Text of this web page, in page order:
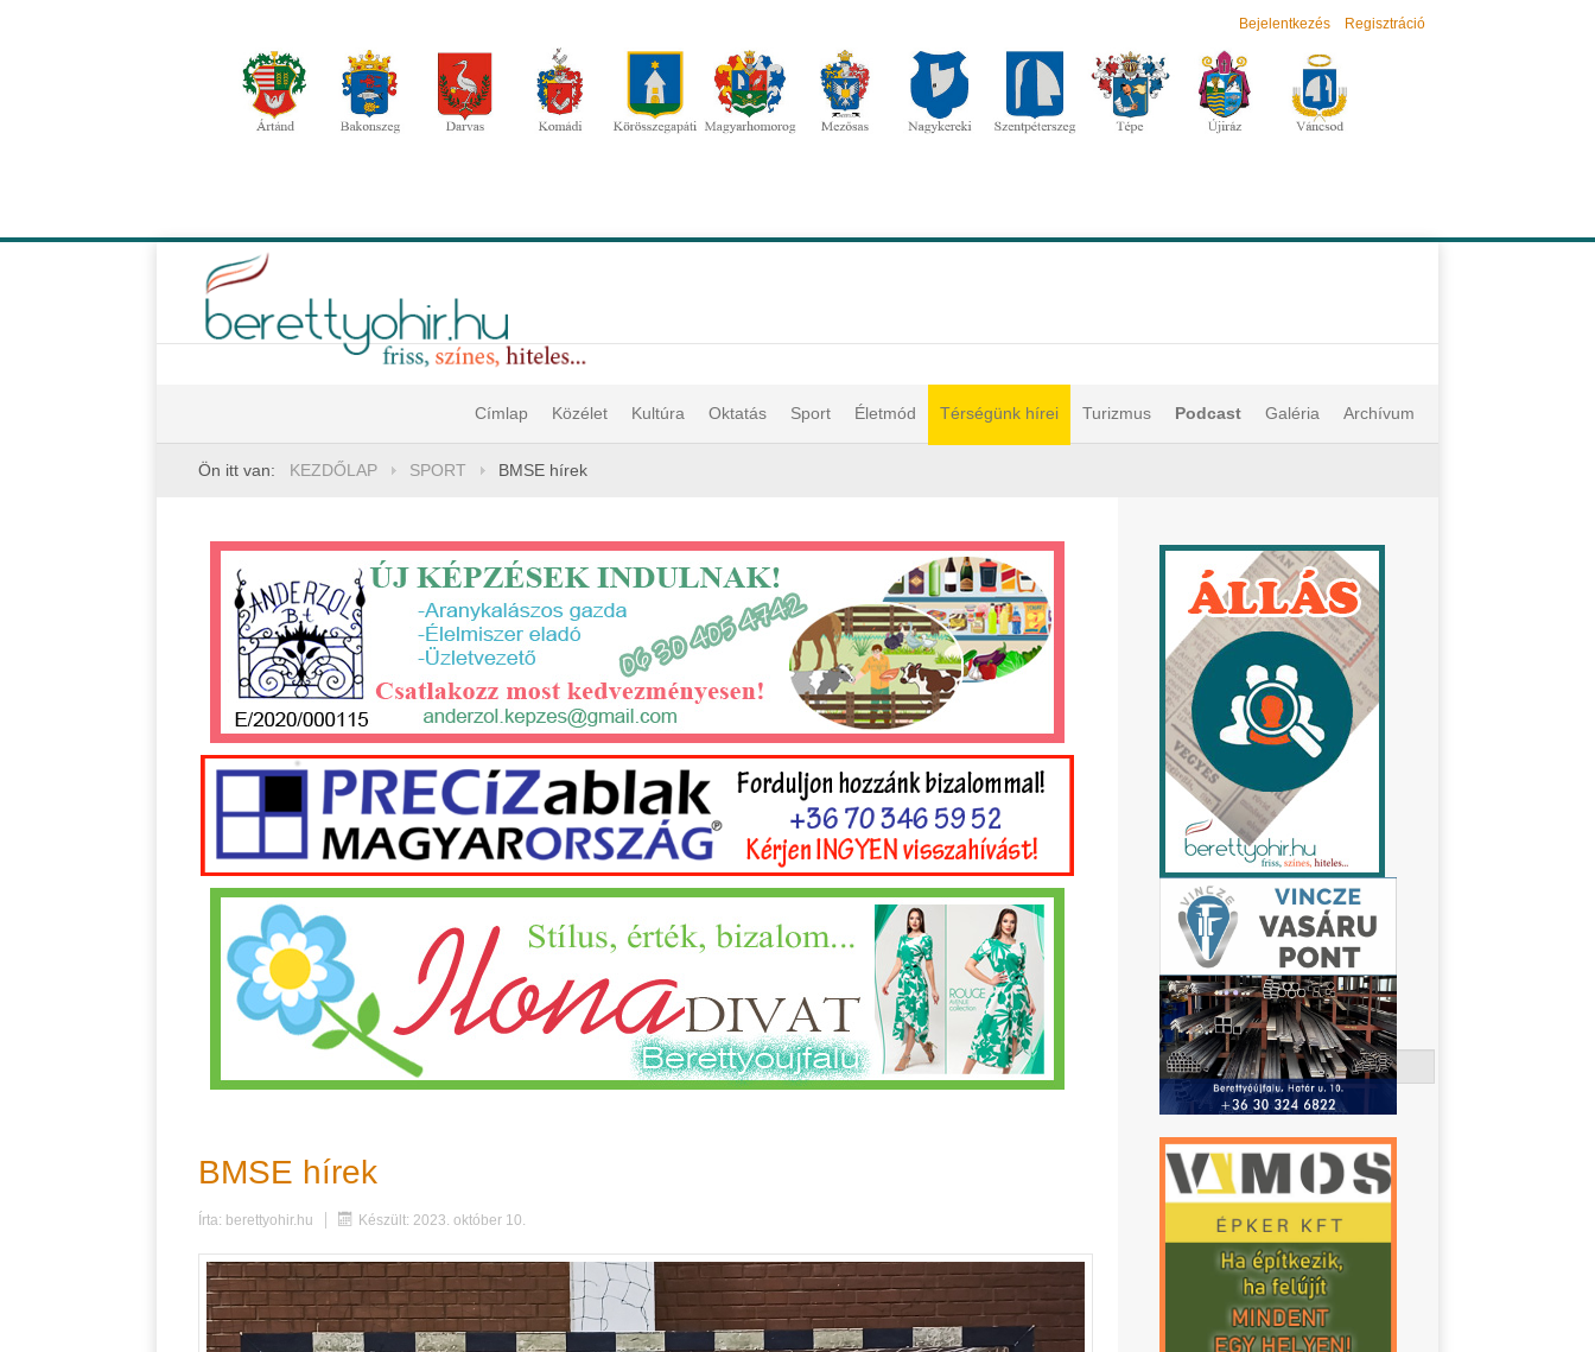
Bejelentkezés Regisztráció
Címlap Közélet Kultúra Oktatás Sport Életmód Térségünk hírei Turizmus Podcast Galéria Archívum
Ön itt van: KEZDŐLAP SPORT BMSE hírek
Keresés
BMSE hírek
Írta: berettyohir.hu Készült: 2023. október 10.